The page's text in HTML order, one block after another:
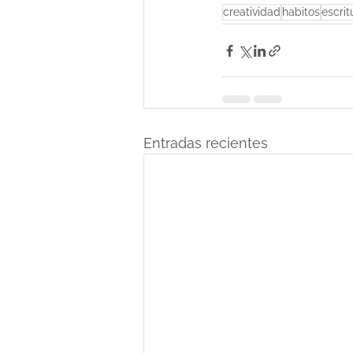
creatividad habitos
Entradas recientes